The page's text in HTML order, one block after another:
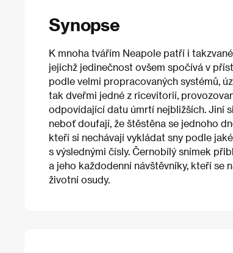
Synopse
K mnoha tvářím Neapole patří i
jejichž jedinečnost ovšem spočívá v
podle velmi propracovaných systémů,
tak dveřmi jedné z ricevitorií,
odpovídající datu úmrtí nejbližších. Jiní
neboť doufají, že štěstěna se jednoho
kteří si nechávají vykládat sny podle
s výslednými čísly. Černobílý snímek
a jeho každodenní návštěvníky, kteří se
životní osudy.